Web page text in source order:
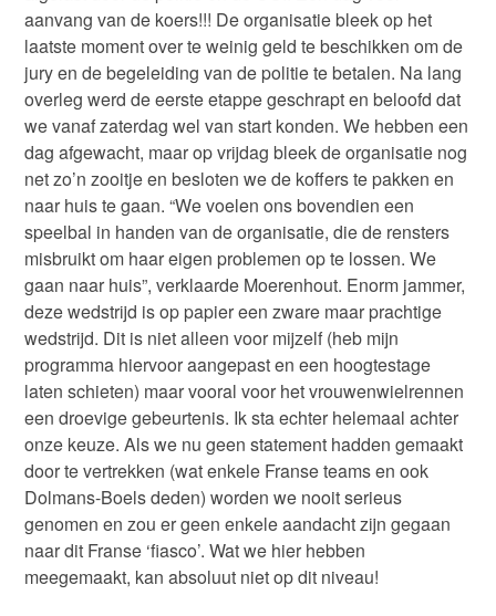
aanvang van de koers!!! De organisatie bleek op het
laatste moment over te weinig geld te beschikken om de
jury en de begeleiding van de politie te betalen. Na lang
overleg werd de eerste etappe geschrapt en beloofd dat
we vanaf zaterdag wel van start konden. We hebben een
dag afgewacht, maar op vrijdag bleek de organisatie nog
net zo’n zooitje en besloten we de koffers te pakken en
naar huis te gaan. “We voelen ons bovendien een
speelbal in handen van de organisatie, die de rensters
misbruikt om haar eigen problemen op te lossen. We
gaan naar huis”, verklaarde Moerenhout. Enorm jammer,
deze wedstrijd is op papier een zware maar prachtige
wedstrijd. Dit is niet alleen voor mijzelf (heb mijn
programma hiervoor aangepast en een hoogtestage
laten schieten) maar vooral voor het vrouwenwielrennen
een droevige gebeurtenis. Ik sta echter helemaal achter
onze keuze. Als we nu geen statement hadden gemaakt
door te vertrekken (wat enkele Franse teams en ook
Dolmans-Boels deden) worden we nooit serieus
genomen en zou er geen enkele aandacht zijn gegaan
naar dit Franse ‘fiasco’. Wat we hier hebben
meegemaakt, kan absoluut niet op dit niveau!